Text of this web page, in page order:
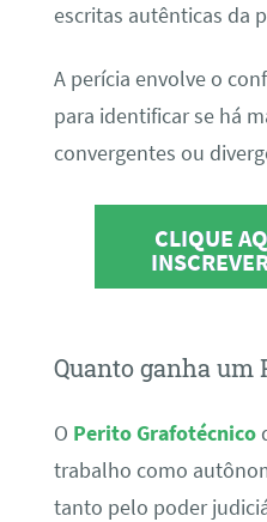
escritas autênticas da
A perícia envolve o
para identificar se há
convergentes ou
CLIQUE
Quanto ganha um
O Perito Grafotécnico
trabalho como
tanto pelo poder